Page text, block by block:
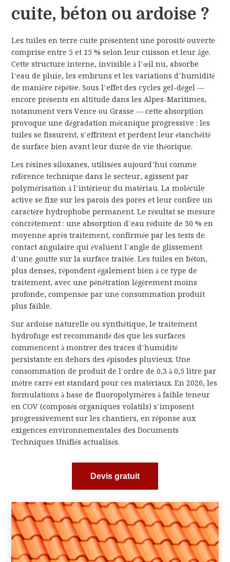
cuite, béton ou ardoise ?
Les tuiles en terre cuite présentent une porosité ouverte
comprise entre 5 et 15 % selon leur cuisson et leur âge.
Cette structure interne, invisible à l’œil nu, absorbe
l’eau de pluie, les embruns et les variations d’humidité
de manière répétée. Sous l’effet des cycles gel-dégel —
encore présents en altitude dans les Alpes-Maritimes,
notamment vers Vence ou Grasse — cette absorption
provoque une dégradation mécanique progressive : les
tuiles se fissurent, s’effritent et perdent leur étanchéité
de surface bien avant leur durée de vie théorique.
Les résines siloxanes, utilisées aujourd’hui comme
référence technique dans le secteur, agissent par
polymérisation à l’intérieur du matériau. La molécule
active se fixe sur les parois des pores et leur confère un
caractère hydrophobe permanent. Le résultat se mesure
concrètement : une absorption d’eau réduite de 30 % en
moyenne après traitement, confirmée par les tests de
contact angulaire qui évaluent l’angle de glissement
d’une goutte sur la surface traitée. Les tuiles en béton,
plus denses, répondent également bien à ce type de
traitement, avec une pénétration légèrement moins
profonde, compensée par une consommation produit
plus faible.
Sur ardoise naturelle ou synthétique, le traitement
hydrofuge est recommandé dès que les surfaces
commencent à montrer des traces d’humidité
persistante en dehors des épisodes pluvieux. Une
consommation de produit de l’ordre de 0,3 à 0,5 litre par
mètre carré est standard pour ces matériaux. En 2026, les
formulations à base de fluoropolymères à faible teneur
en COV (composés organiques volatils) s’imposent
progressivement sur les chantiers, en réponse aux
exigences environnementales des Documents
Techniques Unifiés actualisés.
Devis gratuit